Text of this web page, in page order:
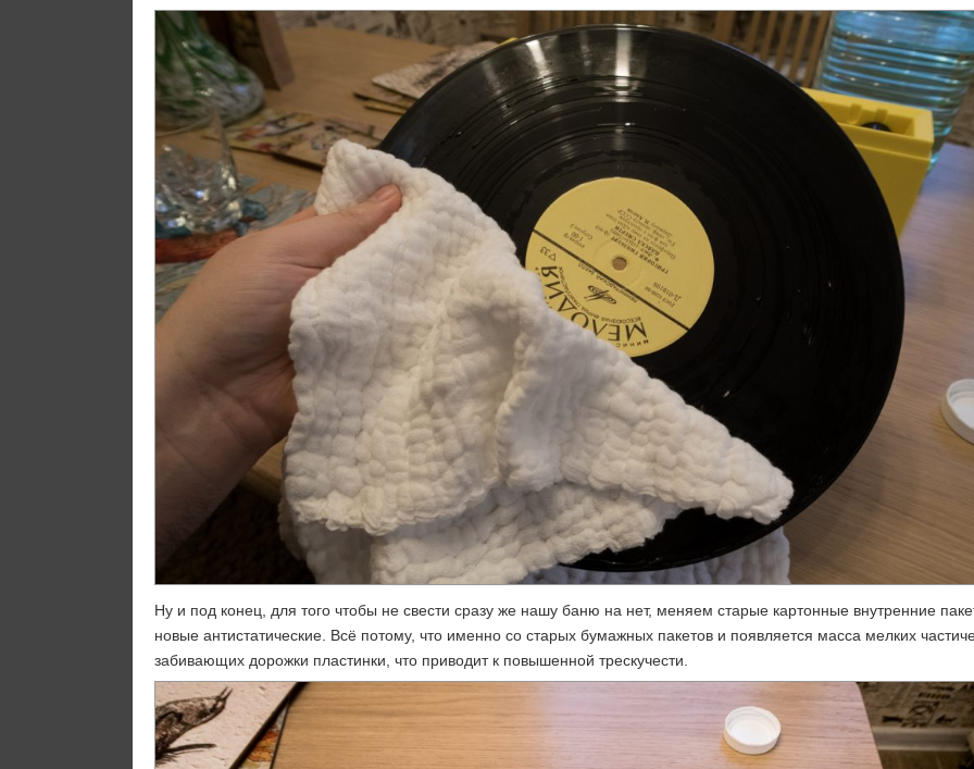
Ну и под конец, для того чтобы не свести сразу же нашу баню на нет, меняем старые картонные внутренние
новые антистатические. Всё потому, что именно со старых бумажных пакетов и появляется масса мелких
забивающих дорожки пластинки, что приводит к повышенной трескучести.